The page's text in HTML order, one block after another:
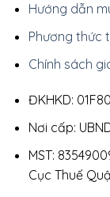
Hướng dẫn
Phương thức
Chính sách
ĐKHKD:
Nơi cấp:
MST:
Cục Thuế